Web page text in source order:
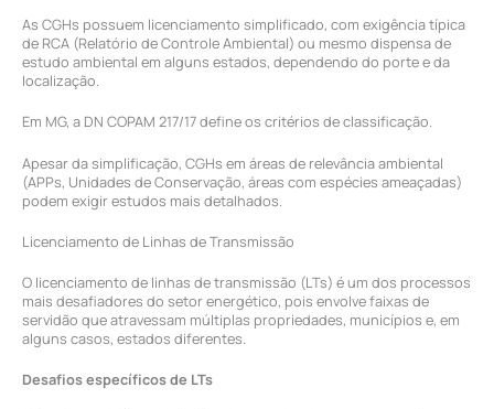
As CGHs possuem licenciamento simplificado, com exigência típica
de RCA (Relatório de Controle Ambiental) ou mesmo dispensa de
estudo ambiental em alguns estados, dependendo do porte e da
localização.
Em MG, a DN COPAM 217/17 define os critérios de classificação.
Apesar da simplificação, CGHs em áreas de relevância ambiental
(APPs, Unidades de Conservação, áreas com espécies ameaçadas)
podem exigir estudos mais detalhados.
Licenciamento de Linhas de Transmissão
O licenciamento de linhas de transmissão (LTs) é um dos processos
mais desafiadores do setor energético, pois envolve faixas de
servidão que atravessam múltiplas propriedades, municípios e, em
alguns casos, estados diferentes.
Desafios específicos de LTs